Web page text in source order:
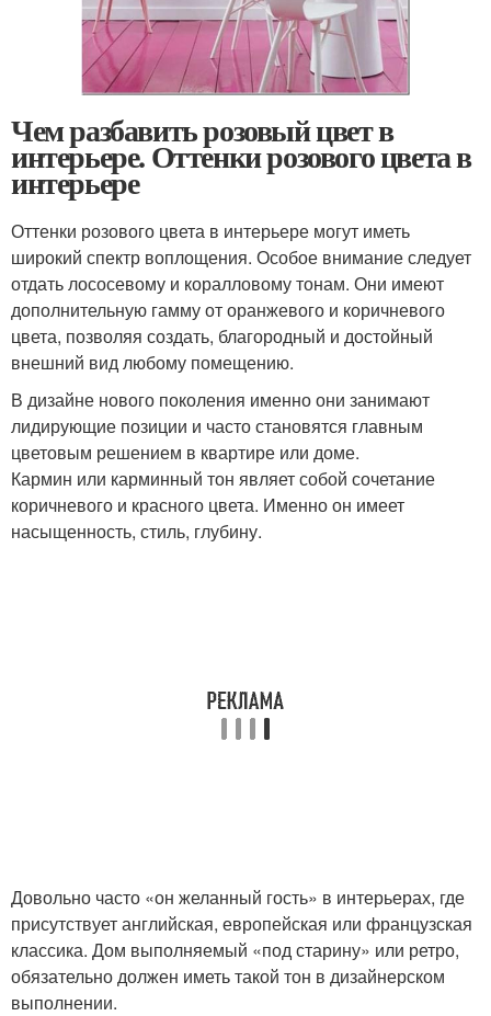
Чем разбавить розовый цвет в
интерьере. Оттенки розового цвета в
интерьере
Оттенки розового цвета в интерьере могут иметь
широкий спектр воплощения. Особое внимание следует
отдать лососевому и коралловому тонам. Они имеют
дополнительную гамму от оранжевого и коричневого
цвета, позволяя создать, благородный и достойный
внешний вид любому помещению.
В дизайне нового поколения именно они занимают
лидирующие позиции и часто становятся главным
цветовым решением в квартире или доме.
Кармин или карминный тон являет собой сочетание
коричневого и красного цвета. Именно он имеет
насыщенность, стиль, глубину.
Довольно часто «он желанный гость» в интерьерах, где
присутствует английская, европейская или французская
классика. Дом выполняемый «под старину» или ретро,
обязательно должен иметь такой тон в дизайнерском
выполнении.